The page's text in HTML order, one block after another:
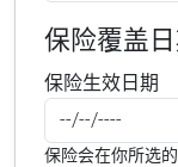
保险覆盖
保险生效日期
保险会在你所选